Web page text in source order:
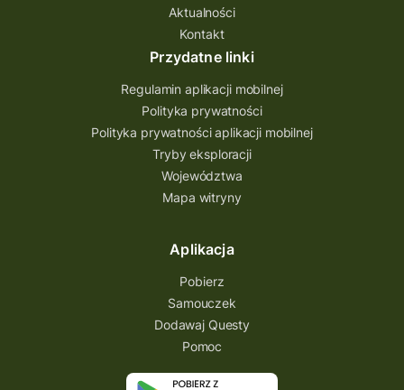
Quest Bolestraszyce
Quest Arboretum
Przecław Quest
projekt
Pogórze Dynowskie
Partnerstwo Questingu
Park Etnograficzny w Tokarni
Park Etnograficzny
natura
mazowieckie
Hutniczy Ostrowiec
gry terenowe
gry edukacyjne
Aktualności
Kontakt
Przydatne linki
Regulamin aplikacji mobilnej
Polityka prywatności
Polityka prywatności aplikacji mobilnej
Tryby eksploracji
Województwa
Mapa witryny
Aplikacja
Pobierz
Samouczek
Dodawaj Questy
Pomoc